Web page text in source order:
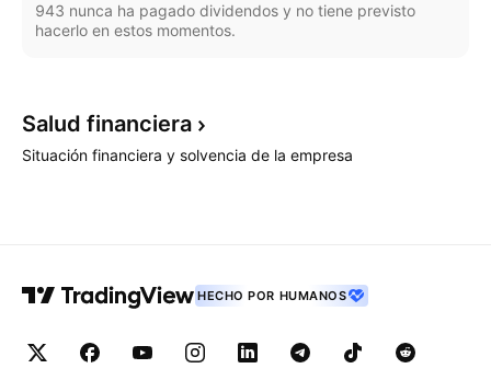
943 nunca ha pagado dividendos y no tiene previsto
hacerlo en estos momentos.
Salud financiera
Situación financiera y solvencia de la empresa
HECHO POR HUMANOS